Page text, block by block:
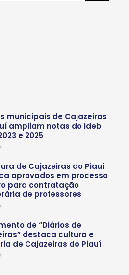
municipais de Cajazeiras
ampliam notas do Ideb
e 2025
de Cajazeiras do Piauí
aprovados em processo
para contratação
de professores
de “Diários de
destaca cultura e
de Cajazeiras do Piauí